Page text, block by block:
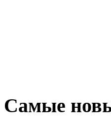
Самые